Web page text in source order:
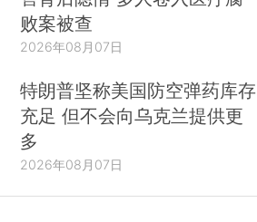
败案被查
2026年08月07日
特朗普坚称美国防空弹药库存
充足 但不会向乌克兰提供更
多
2026年08月07日